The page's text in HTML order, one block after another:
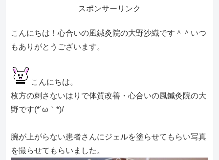
スポンサーリンク
こんにちは！心合いの風鍼灸院の大野沙織です＾＾いつ
もありがとうございます。
こんにちは。
枚方の刺さないはりで体質改善・心合いの風鍼灸院の大
野です(*´ω｀*)/
腕が上がらない患者さんにジェルを塗らせてもらい写真
を撮らせてもらいました。